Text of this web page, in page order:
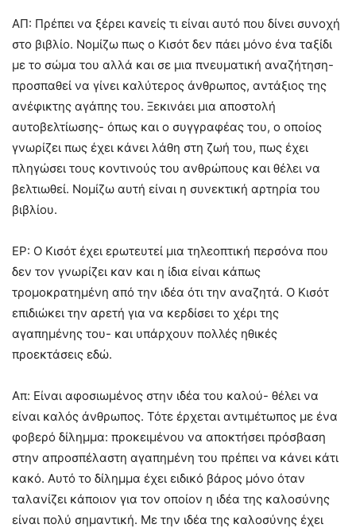
ΑΠ: Πρέπει να ξέρει κανείς τι είναι αυτό που δίνει συνοχή
στο βιβλίο. Νομίζω πως ο Κισότ δεν πάει μόνο ένα ταξίδι
με το σώμα του αλλά και σε μια πνευματική αναζήτηση-
προσπαθεί να γίνει καλύτερος άνθρωπος, αντάξιος της
ανέφικτης αγάπης του. Ξεκινάει μια αποστολή
αυτοβελτίωσης- όπως και ο συγγραφέας του, ο οποίος
γνωρίζει πως έχει κάνει λάθη στη ζωή του, πως έχει
πληγώσει τους κοντινούς του ανθρώπους και θέλει να
βελτιωθεί. Νομίζω αυτή είναι η συνεκτική αρτηρία του
βιβλίου.
ΕΡ: Ο Κισότ έχει ερωτευτεί μια τηλεοπτική περσόνα που
δεν τον γνωρίζει καν και η ίδια είναι κάπως
τρομοκρατημένη από την ιδέα ότι την αναζητά. Ο Κισότ
επιδιώκει την αρετή για να κερδίσει το χέρι της
αγαπημένης του- και υπάρχουν πολλές ηθικές
προεκτάσεις εδώ.
Απ: Είναι αφοσιωμένος στην ιδέα του καλού- θέλει να
είναι καλός άνθρωπος. Τότε έρχεται αντιμέτωπος με ένα
φοβερό δίλημμα: προκειμένου να αποκτήσει πρόσβαση
στην απροσπέλαστη αγαπημένη του πρέπει να κάνει κάτι
κακό. Αυτό το δίλημμα έχει ειδικό βάρος μόνο όταν
ταλανίζει κάποιον για τον οποίον η ιδέα της καλοσύνης
είναι πολύ σημαντική. Με την ιδέα της καλοσύνης έχει